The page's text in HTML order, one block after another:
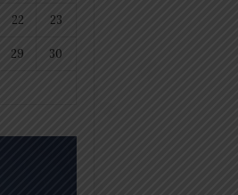
22 23
29 30